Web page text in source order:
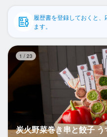
履歴書を登録しておくと、
ます。
1 / 23
炭火野菜巻き串と餃子